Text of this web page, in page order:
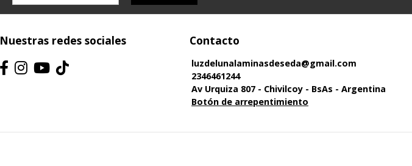
Nuestras redes sociales Contacto
luzdelunalaminasdeseda@gmail.com
2346461244
Av Urquiza 807 - Chivilcoy - BsAs - Argentina
Botón de arrepentimiento